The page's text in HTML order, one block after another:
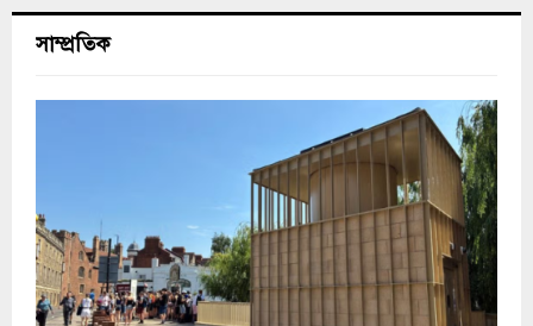
সাম্প্রতিক